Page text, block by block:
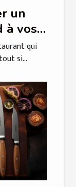
un
à vos
qui
si...